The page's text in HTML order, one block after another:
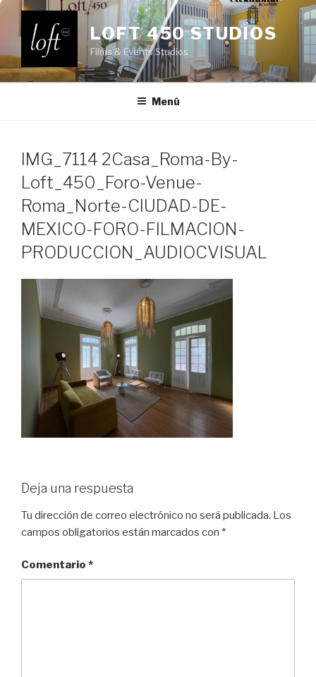
Saltar
contenido
LOFT 450 STUDIOS
Films & Events Studios
Menú
IMG_7114 2Casa_Roma-By-
Loft_450_Foro-Venue-
Roma_Norte-CIUDAD-DE-
MEXICO-FORO-FILMACION-
PRODUCCION_AUDIOCVISUAL
Deja una respuesta
Tu dirección de correo electrónico no será publicada. Los
campos obligatorios están marcados con *
Comentario *